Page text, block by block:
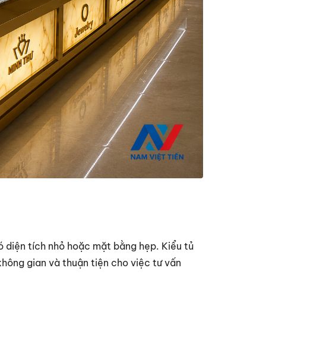
diện tích nhỏ hoặc mặt bằng hẹp. Kiểu tủ
gian và thuận tiện cho việc tư vấn